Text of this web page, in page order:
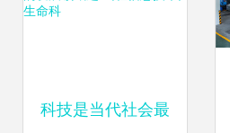
科技是当代社会最